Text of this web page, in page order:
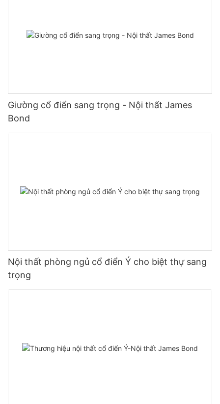
Giường cổ điển sang trọng - Nội thất James
Bond
Nội thất phòng ngủ cổ điển Ý cho biệt thự sang
trọng